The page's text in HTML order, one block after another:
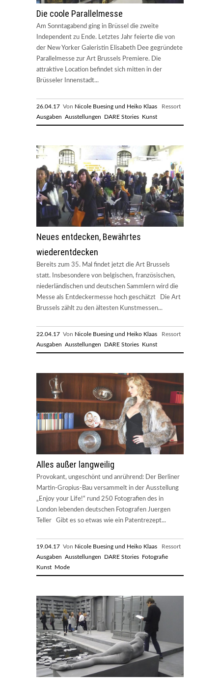
Die coole Parallelmesse
Am Sonntagabend ging in Brüssel die zweite
Independent zu Ende. Letztes Jahr feierte die von
der New Yorker Galeristin Elisabeth Dee gegründete
Parallelmesse zur Art Brussels Premiere. Die
attraktive Location befindet sich mitten in der
Brüsseler Innenstadt...
26.04.17 Von Nicole Buesing und Heiko Klaas Ressort
Ausgaben Ausstellungen DARE Stories Kunst
Neues entdecken, Bewährtes
wiederentdecken
Bereits zum 35. Mal findet jetzt die Art Brussels
statt. Insbesondere von belgischen, französischen,
niederländischen und deutschen Sammlern wird die
Messe als Entdeckermesse hoch geschätzt Die Art
Brussels zählt zu den ältesten Kunstmessen...
22.04.17 Von Nicole Buesing und Heiko Klaas Ressort
Ausgaben Ausstellungen DARE Stories Kunst
Alles außer langweilig
Provokant, ungeschönt und anrührend: Der Berliner
Martin-Gropius-Bau versammelt in der Ausstellung
„Enjoy your Life!“ rund 250 Fotografien des in
London lebenden deutschen Fotografen Juergen
Teller Gibt es so etwas wie ein Patentrezept...
19.04.17 Von Nicole Buesing und Heiko Klaas Ressort
Ausgaben Ausstellungen DARE Stories Fotografie
Kunst Mode